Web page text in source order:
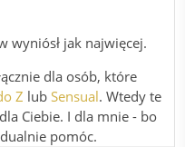
wyniósł jak najwięcej.
dla osób, które
Z lubSensual. Wtedy te
Ciebie. I dla mnie - bo
pomóc.